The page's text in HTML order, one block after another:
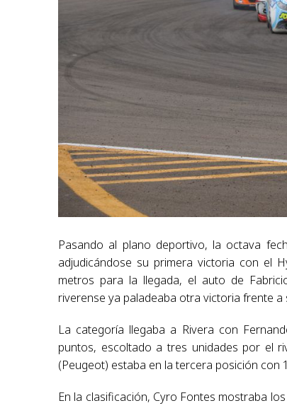
Pasando al plano deportivo, la octava
adjudicándose su primera victoria con el
metros para la llegada, el auto de
riverense ya paladeaba otra victoria frente
La categoría llegaba a Rivera con
puntos, escoltado a tres unidades por el
(Peugeot) estaba en la tercera posición con
En la clasificación, Cyro Fontes mostraba